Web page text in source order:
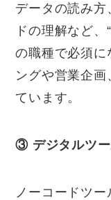
データの読み方
ドの理解など
の職種で必須に
ングや営業企画
ています。
③ デジタルツ
ノーコードツ